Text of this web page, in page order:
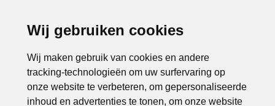
Wij gebruiken cookies
Wij maken gebruik van cookies en andere
tracking-technologieën om uw surfervaring op
onze website te verbeteren, om gepersonaliseerde
inhoud en advertenties te tonen, om onze website
Advertentie: